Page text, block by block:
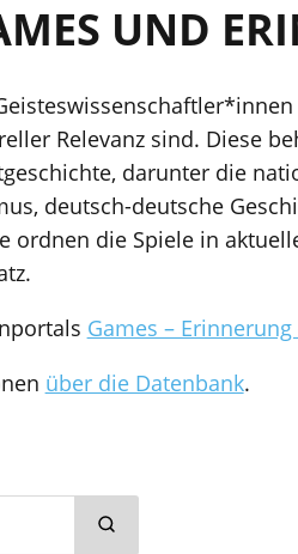
UND
Relevanz sind. Diese
darunter die
deutsch-deutsche
ordnen die Spiele in
Games –
über die Datenbank.
Suche